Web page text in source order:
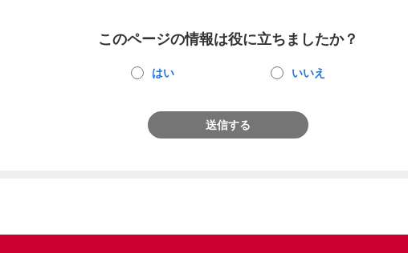
このページの情報は役に立ちましたか？
はい いいえ
送信する